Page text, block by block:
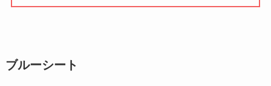
ブルーシート